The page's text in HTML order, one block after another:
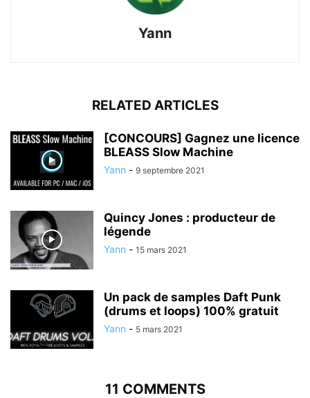
Yann
RELATED ARTICLES
[CONCOURS] Gagnez une licence
BLEASS Slow Machine
Yann - 9 septembre 2021
Quincy Jones : producteur de
légende
Yann - 15 mars 2021
Un pack de samples Daft Punk
(drums et loops) 100% gratuit
Yann - 5 mars 2021
11 COMMENTS